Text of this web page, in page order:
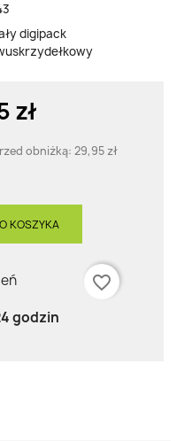
digipack
zł
obniżką: 29,95 zł
KOSZYKA
favorite_border
godzin